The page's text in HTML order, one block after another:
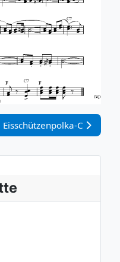
Nächster Beitrag:
Eisschützenpolka-C